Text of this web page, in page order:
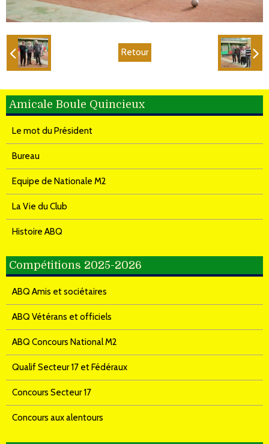
Retour
Amicale Boule Quincieux
Le mot du Président
Bureau
Equipe de Nationale M2
La Vie du Club
Histoire ABQ
Compétitions 2025-2026
ABQ Amis et sociétaires
ABQ Vétérans et officiels
ABQ Concours National M2
Qualif Secteur 17 et Fédéraux
Concours Secteur 17
Concours aux alentours